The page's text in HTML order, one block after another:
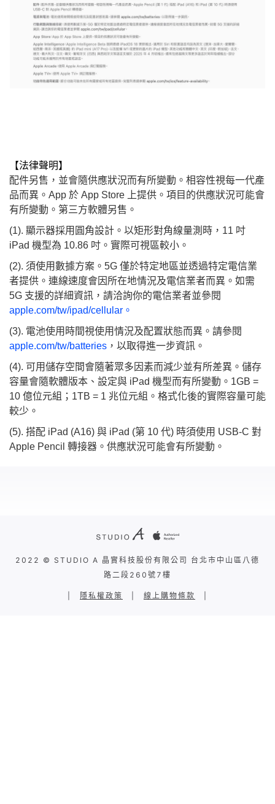
【法律聲明】
配件另售，並會隨供應狀況而有所變動。相容性視每一代產
品而異。App 於 App Store 上提供。項目的供應狀況可能會
有所變動。第三方軟體另售。
(1). 顯示器採用圓角設計。以矩形對角線量測時，11 吋
iPad 機型為 10.86 吋。實際可視區較小。
(2). 須使用數據方案。5G 僅於特定地區並透過特定電信業
者提供。連線速度會因所在地情況及電信業者而異。如需
5G 支援的詳細資訊，請洽詢你的電信業者並參閱
apple.com/tw/ipad/cellular。
(3). 電池使用時間視使用情況及配置狀態而異。請參閱
apple.com/tw/batteries ，以取得進一步資訊。
(4). 可用儲存空間會隨著眾多因素而減少並有所差異。儲存
容量會隨軟體版本、設定與 iPad 機型而有所變動。1GB =
10 億位元組；1TB = 1 兆位元組。格式化後的實際容量可能
較少。
(5). 搭配 iPad (A16) 與 iPad (第 10 代) 時須使用 USB-C 對
Apple Pencil 轉接器。供應狀況可能會有所變動。
2022 © STUDIO A 晶實科技股份有限公司 台北市中山區八德
路二段260號7樓
隱私權政策 線上購物條款